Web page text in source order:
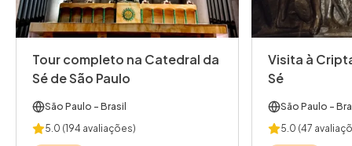
Tour completo na Catedral da
Sé de São Paulo
São Paulo - Brasil
5.0 (194 avaliações)
Visita à
Sé
São Paulo -
5.0 (47